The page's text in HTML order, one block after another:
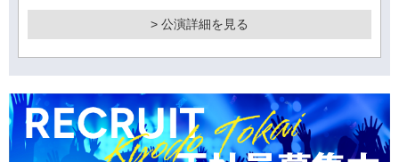
> 公演詳細を見る